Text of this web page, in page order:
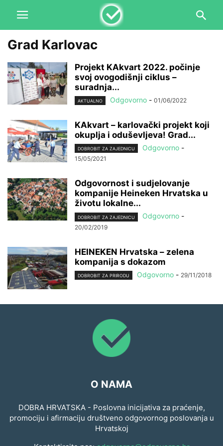
Grad Karlovac
Projekt KAkvart 2022. počinje
svoj ovogodišnji ciklus –
suradnja...
AKTUALNO Odgovorno - 01/06/2022
KAkvart – karlovački projekt koji
okuplja i oduševljeva! Grad...
DOBROBIT ZA ZAJEDNICU Odgovorno -
15/05/2021
Odgovornost i sudjelovanje
kompanije Heineken Hrvatska u
životu lokalne...
DOBROBIT ZA ZAJEDNICU Odgovorno -
20/02/2019
HEINEKEN Hrvatska – zelena
kompanija s dokazom
DOBROBIT ZA PRIRODU Odgovorno - 29/11/2018
O NAMA
DOBRA HRVATSKA - Poslovna inicijativa za praćenje,
promociju i afirmaciju društveno odgovornog poslovanja u
Hrvatskoj